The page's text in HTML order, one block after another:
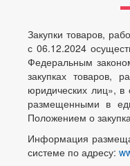
Закупки товаров,
с 06.12.2024
Федеральным
закупках товаров,
юридических лиц», в
размещенными в
Положением о
Информация
системе по адресу: